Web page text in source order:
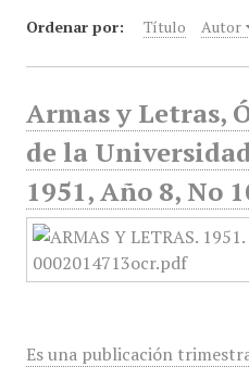
Ordenar por: Título Autor
Armas y Letras,
de la
1951, Año 8, No
Es una publicación